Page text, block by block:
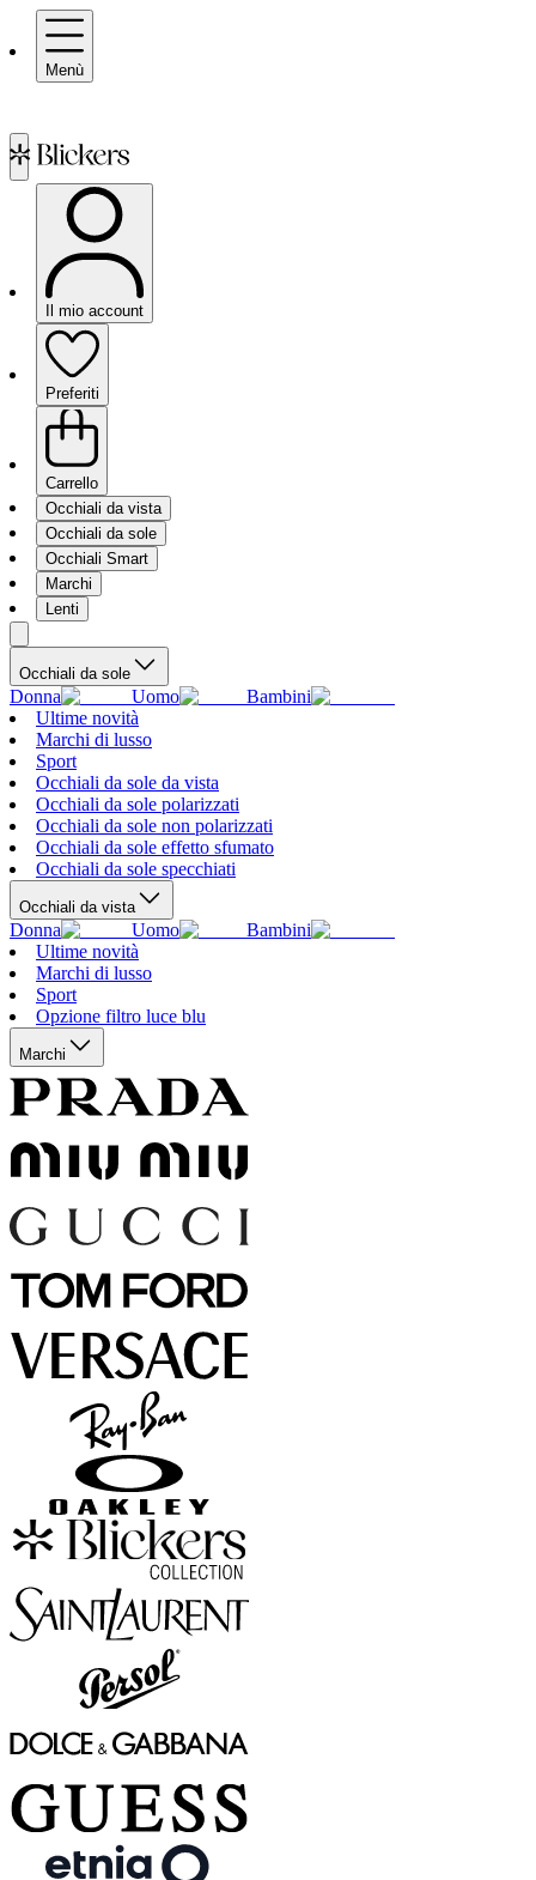
Menù
Il mio account
Preferiti
Carrello
Occhiali da vista
Occhiali da sole
Occhiali Smart
Marchi
Lenti
Occhiali da sole
Donna Uomo
Bambini
Ultime novità
Marchi di lusso
Sport
Occhiali da sole da vista
Occhiali da sole polarizzati
Occhiali da sole non polarizzati
Occhiali da sole effetto sfumato
Occhiali da sole specchiati
Occhiali da vista
Donna Uomo
Bambini
Ultime novità
Marchi di lusso
Sport
Opzione filtro luce blu
Marchi